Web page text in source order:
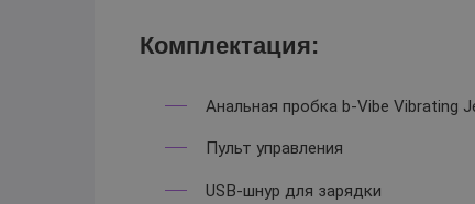
Комплектация:
Анальная пробка b-Vibe Vibrating
Пульт управления
USB-шнур для зарядки